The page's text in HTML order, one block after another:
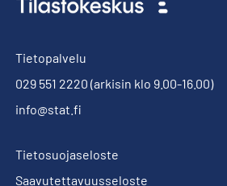
Tietopalvelu
029 551 2220 (arkisin klo 9.00-16.00)
info@stat.fi
Tietosuojaseloste
Saavutettavuusseloste